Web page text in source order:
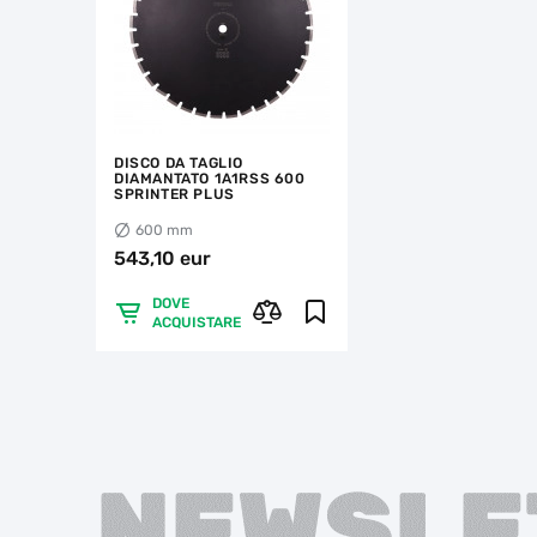
DISCO DA TAGLIO
DIAMANTATO 1A1RSS 600
SPRINTER PLUS
600 mm
543,10 eur
DOVE
ACQUISTARE